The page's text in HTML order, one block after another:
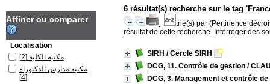
6 résultat(s) recherche sur le tag
trié(s) par (Pertinence
résultat de cette recherche
Interroger des
SIRH / Cercle SIRH
DCG, 11. Contrôle de gestion /
DCG, 3. Management et contrôle
Affiner ou comparer
Localisation
مكتبة الكلية [2]
مكتبة مدارس الدكتوراه
[4]